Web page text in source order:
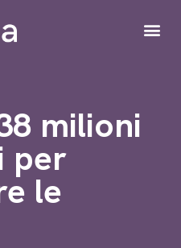
milioni
per
le